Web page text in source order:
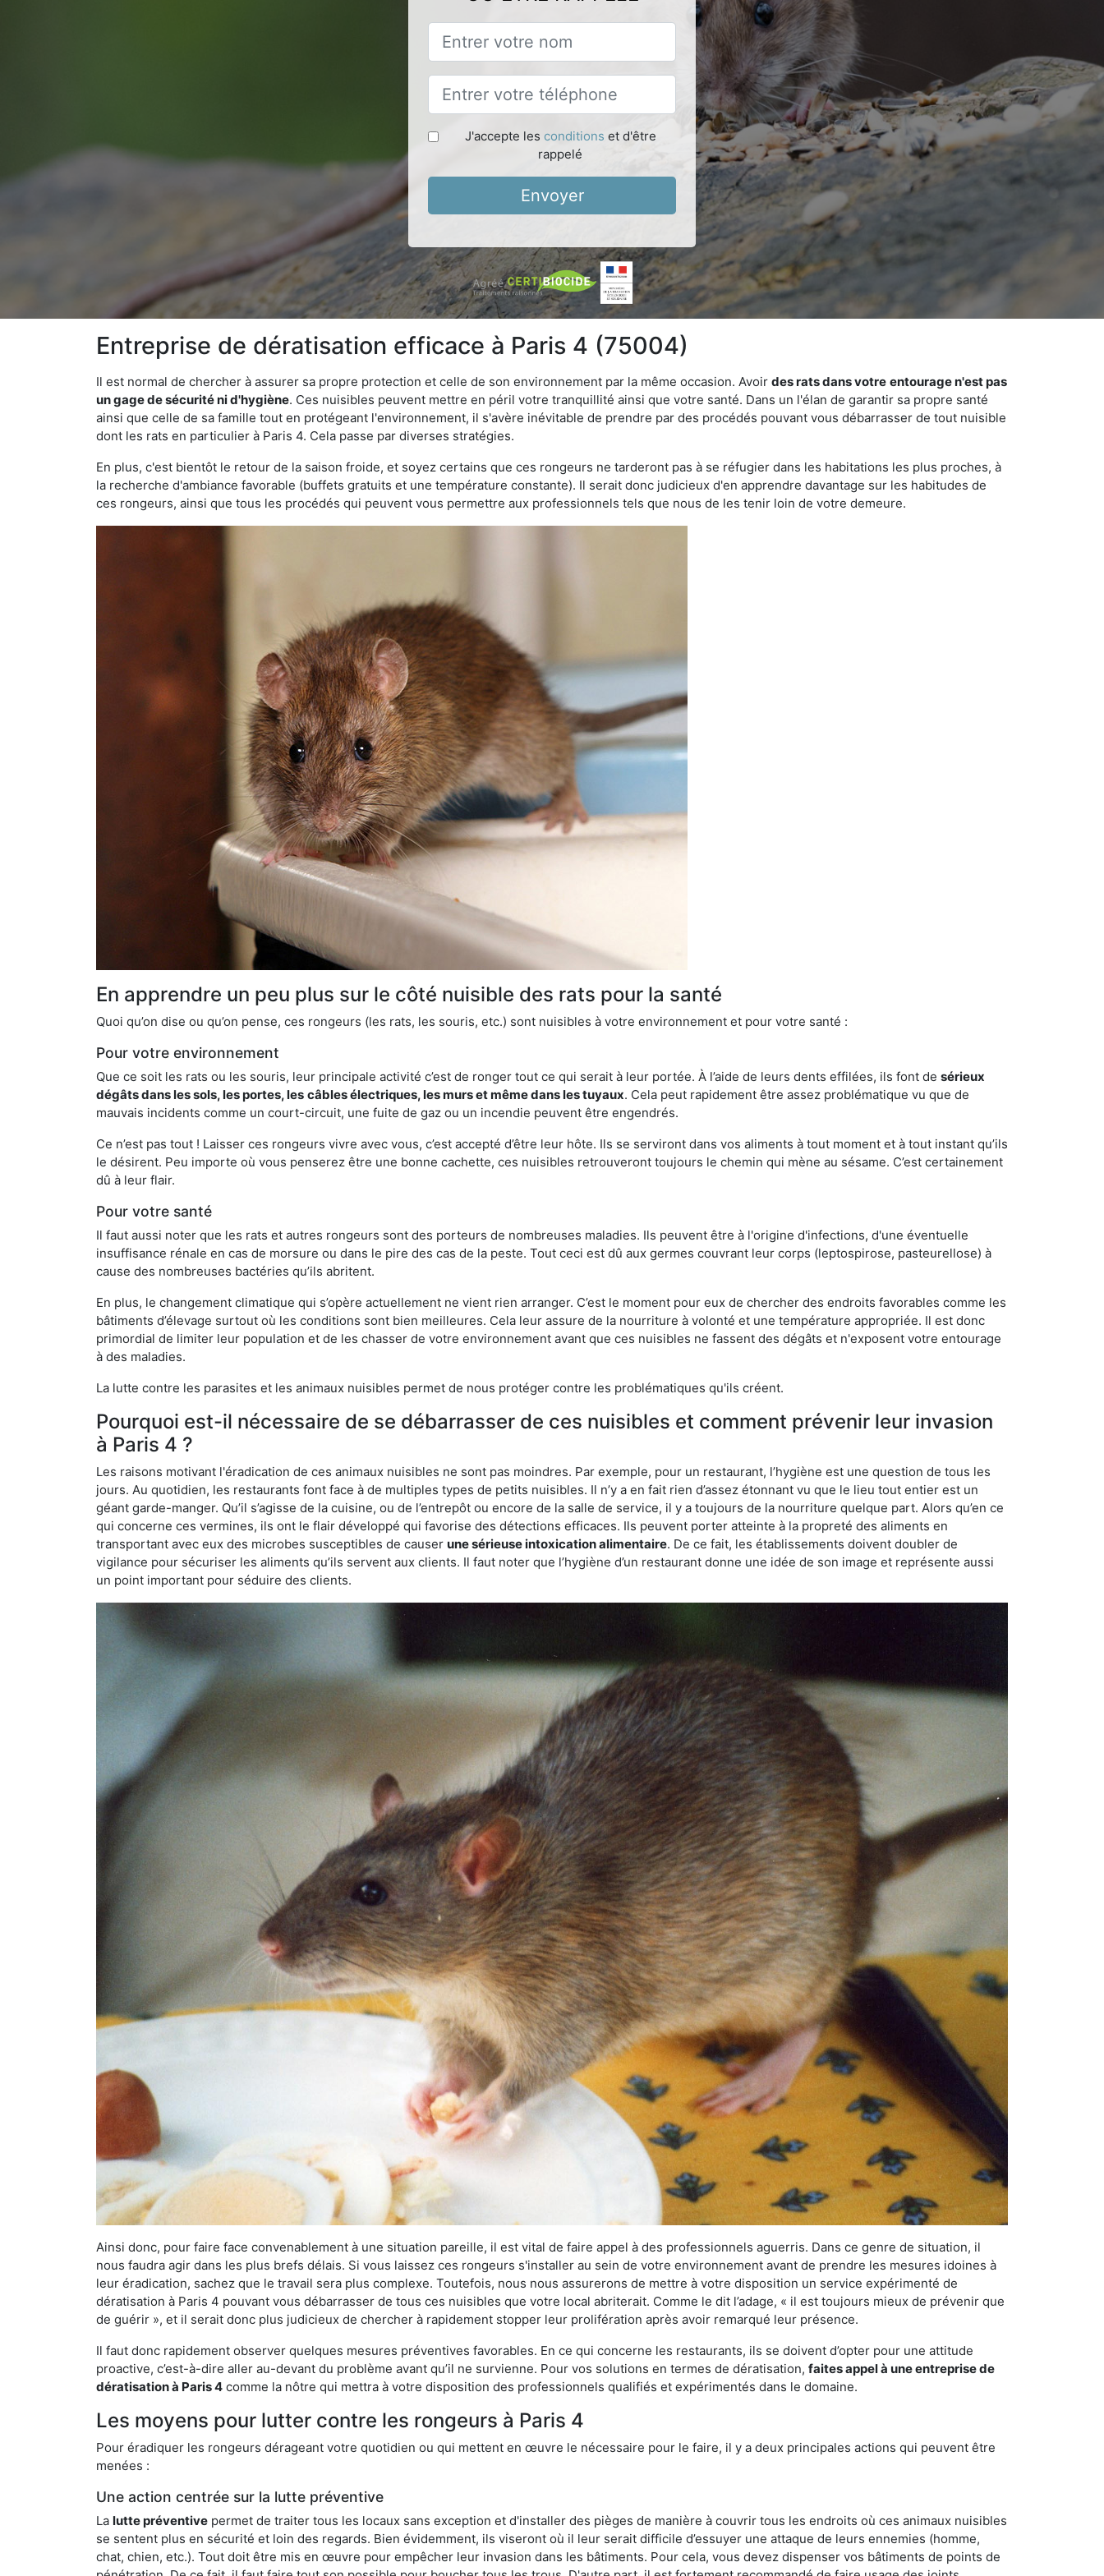
J'accepte les conditions et d'être
rappelé
Envoyer
Entreprise de dératisation efficace à Paris 4 (75004)
Il est normal de chercher à assurer sa propre protection et celle de son environnement par la même occasion. Avoir des rats dans votre entourage n'est pas
un gage de sécurité ni d'hygiène. Ces nuisibles peuvent mettre en péril votre tranquillité ainsi que votre santé. Dans un l'élan de garantir sa propre santé
ainsi que celle de sa famille tout en protégeant l'environnement, il s'avère inévitable de prendre par des procédés pouvant vous débarrasser de tout nuisible
dont les rats en particulier à Paris 4. Cela passe par diverses stratégies.
En plus, c'est bientôt le retour de la saison froide, et soyez certains que ces rongeurs ne tarderont pas à se réfugier dans les habitations les plus proches, à
la recherche d'ambiance favorable (buffets gratuits et une température constante). Il serait donc judicieux d'en apprendre davantage sur les habitudes de
ces rongeurs, ainsi que tous les procédés qui peuvent vous permettre aux professionnels tels que nous de les tenir loin de votre demeure.
En apprendre un peu plus sur le côté nuisible des rats pour la santé
Quoi qu’on dise ou qu’on pense, ces rongeurs (les rats, les souris, etc.) sont nuisibles à votre environnement et pour votre santé :
Pour votre environnement
Que ce soit les rats ou les souris, leur principale activité c’est de ronger tout ce qui serait à leur portée. À l’aide de leurs dents effilées, ils font de sérieux
dégâts dans les sols, les portes, les câbles électriques, les murs et même dans les tuyaux. Cela peut rapidement être assez problématique vu que de
mauvais incidents comme un court-circuit, une fuite de gaz ou un incendie peuvent être engendrés.
Ce n’est pas tout ! Laisser ces rongeurs vivre avec vous, c’est accepté d’être leur hôte. Ils se serviront dans vos aliments à tout moment et à tout instant qu’ils
le désirent. Peu importe où vous penserez être une bonne cachette, ces nuisibles retrouveront toujours le chemin qui mène au sésame. C’est certainement
dû à leur flair.
Pour votre santé
Il faut aussi noter que les rats et autres rongeurs sont des porteurs de nombreuses maladies. Ils peuvent être à l'origine d'infections, d'une éventuelle
insuffisance rénale en cas de morsure ou dans le pire des cas de la peste. Tout ceci est dû aux germes couvrant leur corps (leptospirose, pasteurellose) à
cause des nombreuses bactéries qu’ils abritent.
En plus, le changement climatique qui s’opère actuellement ne vient rien arranger. C’est le moment pour eux de chercher des endroits favorables comme les
bâtiments d’élevage surtout où les conditions sont bien meilleures. Cela leur assure de la nourriture à volonté et une température appropriée. Il est donc
primordial de limiter leur population et de les chasser de votre environnement avant que ces nuisibles ne fassent des dégâts et n'exposent votre entourage
à des maladies.
La lutte contre les parasites et les animaux nuisibles permet de nous protéger contre les problématiques qu'ils créent.
Pourquoi est-il nécessaire de se débarrasser de ces nuisibles et comment prévenir leur invasion
à Paris 4 ?
Les raisons motivant l'éradication de ces animaux nuisibles ne sont pas moindres. Par exemple, pour un restaurant, l’hygiène est une question de tous les
jours. Au quotidien, les restaurants font face à de multiples types de petits nuisibles. Il n’y a en fait rien d’assez étonnant vu que le lieu tout entier est un
géant garde-manger. Qu’il s’agisse de la cuisine, ou de l’entrepôt ou encore de la salle de service, il y a toujours de la nourriture quelque part. Alors qu’en ce
qui concerne ces vermines, ils ont le flair développé qui favorise des détections efficaces. Ils peuvent porter atteinte à la propreté des aliments en
transportant avec eux des microbes susceptibles de causer une sérieuse intoxication alimentaire. De ce fait, les établissements doivent doubler de
vigilance pour sécuriser les aliments qu’ils servent aux clients. Il faut noter que l’hygiène d’un restaurant donne une idée de son image et représente aussi
un point important pour séduire des clients.
Ainsi donc, pour faire face convenablement à une situation pareille, il est vital de faire appel à des professionnels aguerris. Dans ce genre de situation, il
nous faudra agir dans les plus brefs délais. Si vous laissez ces rongeurs s'installer au sein de votre environnement avant de prendre les mesures idoines à
leur éradication, sachez que le travail sera plus complexe. Toutefois, nous nous assurerons de mettre à votre disposition un service expérimenté de
dératisation à Paris 4 pouvant vous débarrasser de tous ces nuisibles que votre local abriterait. Comme le dit l’adage, « il est toujours mieux de prévenir que
de guérir », et il serait donc plus judicieux de chercher à rapidement stopper leur prolifération après avoir remarqué leur présence.
Il faut donc rapidement observer quelques mesures préventives favorables. En ce qui concerne les restaurants, ils se doivent d’opter pour une attitude
proactive, c’est-à-dire aller au-devant du problème avant qu’il ne survienne. Pour vos solutions en termes de dératisation, faites appel à une entreprise de
dératisation à Paris 4 comme la nôtre qui mettra à votre disposition des professionnels qualifiés et expérimentés dans le domaine.
Les moyens pour lutter contre les rongeurs à Paris 4
Pour éradiquer les rongeurs dérageant votre quotidien ou qui mettent en œuvre le nécessaire pour le faire, il y a deux principales actions qui peuvent être
menées :
Une action centrée sur la lutte préventive
La lutte préventive permet de traiter tous les locaux sans exception et d'installer des pièges de manière à couvrir tous les endroits où ces animaux nuisibles
se sentent plus en sécurité et loin des regards. Bien évidemment, ils viseront où il leur serait difficile d’essuyer une attaque de leurs ennemies (homme,
chat, chien, etc.). Tout doit être mis en œuvre pour empêcher leur invasion dans les bâtiments. Pour cela, vous devez dispenser vos bâtiments de points de